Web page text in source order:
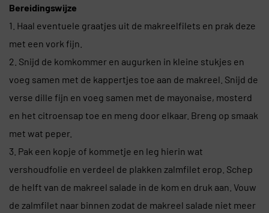
Bereidingswijze
1. Haal eventuele graatjes uit de makreelfilets en prak deze
met een vork fijn.
2. Snijd de komkommer en augurken in kleine stukjes en
voeg samen met de kappertjes toe aan de makreel. Snijd de
verse dille fijn en voeg samen met de mayonaise, mosterd
en het citroensap toe en meng door elkaar. Breng op smaak
met wat peper.
3. Pak een kopje of kommetje en leg hierin wat
vershoudfolie en verdeel de plakken zalmfilet erop. Schep
de helft van de makreel salade in de kom en druk aan. Vouw
de zalmfilet naar binnen zodat de makreel salade niet meer